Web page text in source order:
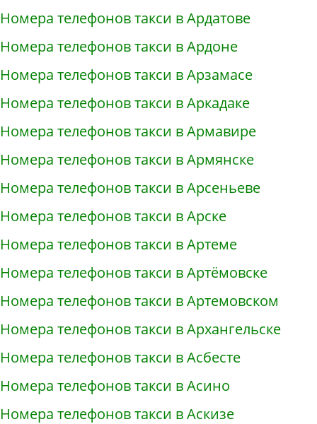
Номера телефонов такси в Ардатове
Номера телефонов такси в Ардоне
Номера телефонов такси в Арзамасе
Номера телефонов такси в Аркадаке
Номера телефонов такси в Армавире
Номера телефонов такси в Армянске
Номера телефонов такси в Арсеньеве
Номера телефонов такси в Арске
Номера телефонов такси в Артеме
Номера телефонов такси в Артёмовске
Номера телефонов такси в Артемовском
Номера телефонов такси в Архангельске
Номера телефонов такси в Асбесте
Номера телефонов такси в Асино
Номера телефонов такси в Аскизе